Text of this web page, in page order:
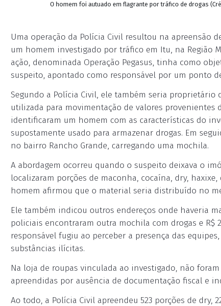
O homem foi autuado em flagrante por tráfico de drogas
Uma operação da Polícia Civil resultou na apreensão
um homem investigado por tráfico em Itu, na Região
ação, denominada Operação Pegasus, tinha como
suspeito, apontado como responsável por um ponto
Segundo a Polícia Civil, ele também seria
utilizada para movimentação de valores
identificaram um homem com as características do
supostamente usado para armazenar drogas. Em
no bairro Rancho Grande, carregando uma mochila.
A abordagem ocorreu quando o suspeito deixava o
localizaram porções de maconha, cocaína, dry,
homem afirmou que o material seria distribuído no
Ele também indicou outros endereços onde haveria
policiais encontraram outra mochila com drogas e R$
responsável fugiu ao perceber a presença das
substâncias ilícitas.
Na loja de roupas vinculada ao investigado, não
apreendidas por ausência de documentação fiscal e
Ao todo, a Polícia Civil apreendeu 523 porções de dry,